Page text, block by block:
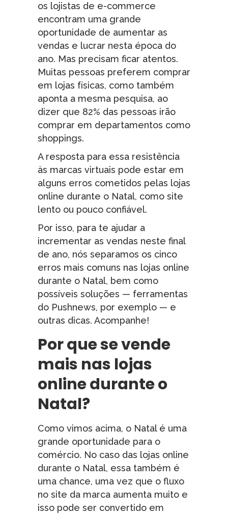
os lojistas de e-commerce
encontram uma grande
oportunidade de aumentar as
vendas e lucrar nesta época do
ano. Mas precisam ficar atentos.
Muitas pessoas preferem comprar
em lojas físicas, como também
aponta a mesma pesquisa, ao
dizer que 82% das pessoas irão
comprar em departamentos como
shoppings.
A resposta para essa resistência
às marcas virtuais pode estar em
alguns erros cometidos pelas lojas
online durante o Natal, como site
lento ou pouco confiável.
Por isso, para te ajudar a
incrementar as vendas neste final
de ano, nós separamos os cinco
erros mais comuns nas lojas online
durante o Natal, bem como
possíveis soluções — ferramentas
do Pushnews, por exemplo — e
outras dicas. Acompanhe!
Por que se vende
mais nas lojas
online durante o
Natal?
Como vimos acima, o Natal é uma
grande oportunidade para o
comércio. No caso das lojas online
durante o Natal, essa também é
uma chance, uma vez que o fluxo
no site da marca aumenta muito e
isso pode ser convertido em